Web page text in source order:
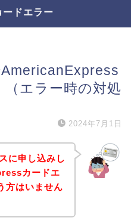
ドエラー
エラー時の対処
2024年7月1日
に申し込みし
カードエ
方はいません